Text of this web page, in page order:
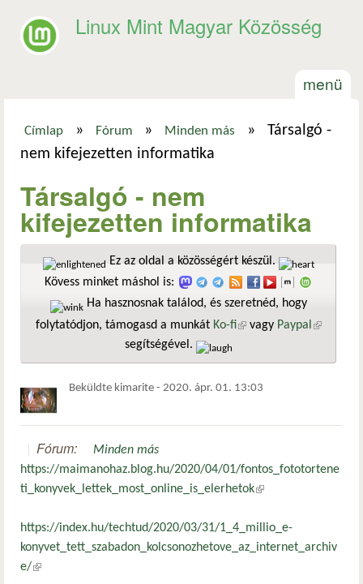
Linux Mint Magyar Közösség
menü
Jelenlegi hely
Címlap » Fórum » Minden más »
Társalgó -
nem kifejezetten informatika
Társalgó - nem
kifejezetten informatika
Ez az oldal a közösségért készül.
Kövess minket máshol is:
Ha hasznosnak találod, és szeretnéd, hogy
folytatódjon, támogasd a munkát Ko-fi(külső hivatkozás)
vagy Paypal
segítségével.
Beküldte kimarite - 2020. ápr. 01. 13:03
Fórum:
Minden más
https://maimanohaz.blog.hu/2020/04/01/fontos_fototortene
ti_konyvek_lettek_most_online_is_elerhetok(külső hivatkozás)
https://index.hu/techtud/2020/03/31/1_4_millio_e-
konyvet_tett_szabadon_kolcsonozhetove_az_internet_archiv
e/(külső hivatkozás)